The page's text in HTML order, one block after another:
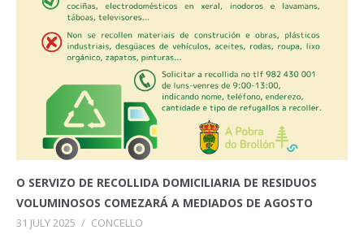
O SERVIZO DE RECOLLIDA DOMICILIARIA DE RESIDUOS
VOLUMINOSOS COMEZARÁ A MEDIADOS DE AGOSTO
31 JULY 2025 / CONCELLO